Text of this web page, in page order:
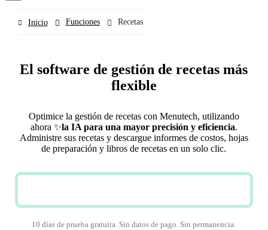
Inicio Funciones Recetas
El software de gestión de recetas más
flexible
Optimice la gestión de recetas con Menutech, utilizando
ahora ✨la IA para una mayor precisión y eficiencia.
Administre sus recetas y descargue informes de costos, hojas
de preparación y libros de recetas en un solo clic.
10 días de prueba gratuita. Sin datos de pago. Sin permanencia.